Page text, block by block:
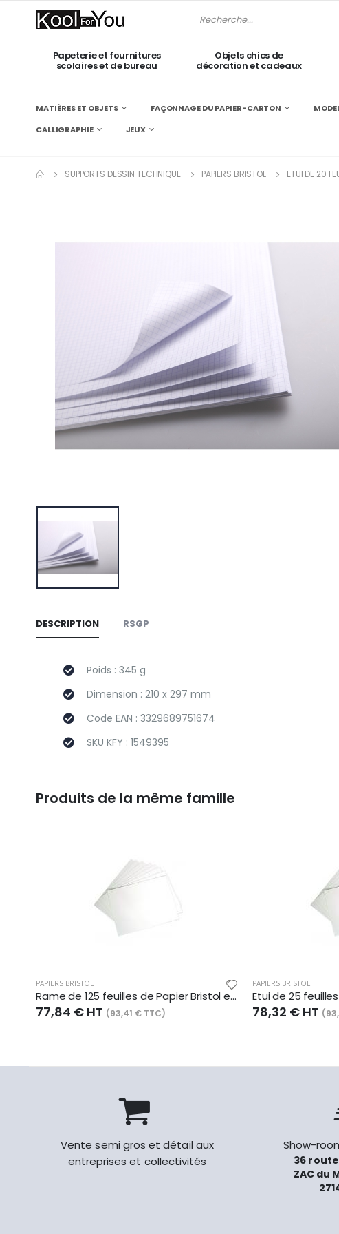
Papeterie et fournitures
scolaires et de bureau
Objets chics de
décoration et cadeaux
MATIÈRES ET OBJETS FAÇONNAGE DU PAPIER-CARTON
CALLIGRAPHIE
JEUX
SUPPORTS DESSIN TECHNIQUE PAPIERS BRISTOL ETUI DE 20
DESCRIPTION RSGP
Poids : 345 g
Dimension : 210 x 297 mm
Code EAN : 3329689751674
SKU KFY : 1549395
Produits de la même famille
PAPIERS BRISTOL
Rame de 125 feuilles de Papier Bristol extra blanc, 205 g/m², 50x65
77,84 € HT (93,41 € TTC)
PAPIERS BRISTOL
78,32 € HT
Vente semi gros et détail aux
entreprises et collectivités
Show-
36
ZAC du